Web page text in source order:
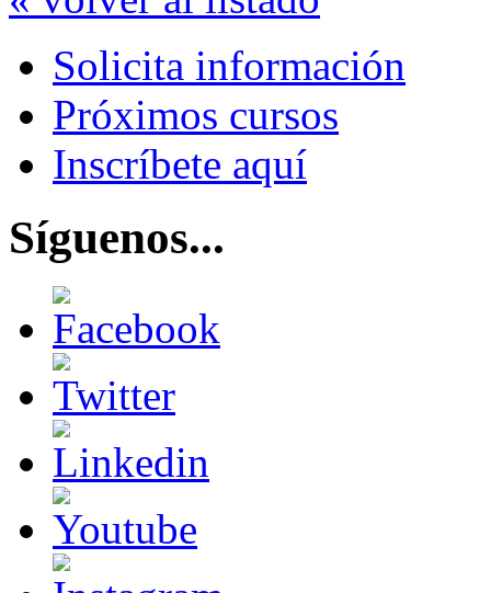
Solicita información
Próximos cursos
Inscríbete aquí
Síguenos...